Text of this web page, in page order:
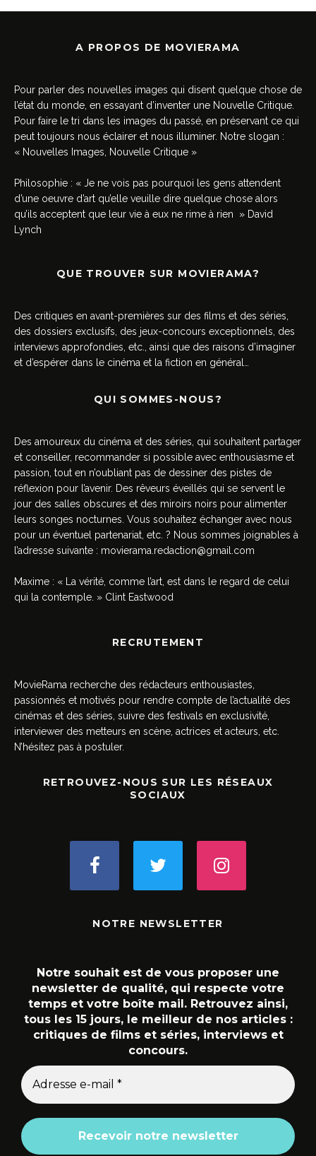
A PROPOS DE MOVIERAMA
Pour parler des nouvelles images qui disent quelque chose de
l’état du monde, en essayant d’inventer une Nouvelle Critique.
Pour faire le tri dans les images du passé, en préservant ce qui
peut toujours nous éclairer et nous illuminer. Notre slogan :
« Nouvelles Images, Nouvelle Critique »
Philosophie : « Je ne vois pas pourquoi les gens attendent
d’une oeuvre d’art qu’elle veuille dire quelque chose alors
qu’ils acceptent que leur vie à eux ne rime à rien » David
Lynch
QUE TROUVER SUR MOVIERAMA?
Des critiques en avant-premières sur des films et des séries,
des dossiers exclusifs, des jeux-concours exceptionnels, des
interviews approfondies, etc., ainsi que des raisons d’imaginer
et d’espérer dans le cinéma et la fiction en général…
QUI SOMMES-NOUS?
Des amoureux du cinéma et des séries, qui souhaitent partager
et conseiller, recommander si possible avec enthousiasme et
passion, tout en n’oubliant pas de dessiner des pistes de
réflexion pour l’avenir. Des rêveurs éveillés qui se servent le
jour des salles obscures et des miroirs noirs pour alimenter
leurs songes nocturnes. Vous souhaitez échanger avec nous
pour un éventuel partenariat, etc. ? Nous sommes joignables à
l’adresse suivante : movierama.redaction@gmail.com
Maxime : « La vérité, comme l’art, est dans le regard de celui
qui la contemple. » Clint Eastwood
RECRUTEMENT
MovieRama recherche des rédacteurs enthousiastes,
passionnés et motivés pour rendre compte de l’actualité des
cinémas et des séries, suivre des festivals en exclusivité,
interviewer des metteurs en scène, actrices et acteurs, etc.
N’hésitez pas à postuler.
RETROUVEZ-NOUS SUR LES RÉSEAUX
SOCIAUX
NOTRE NEWSLETTER
Notre souhait est de vous proposer une
newsletter de qualité, qui respecte votre
temps et votre boîte mail. Retrouvez ainsi,
tous les 15 jours, le meilleur de nos articles :
critiques de films et séries, interviews et
concours.